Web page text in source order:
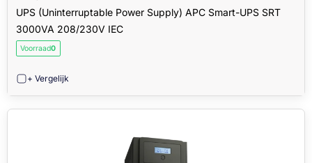
208/230V IEC
UPS (Uninterruptable Power Supply) APC Smart-UPS SRT
3000VA 208/230V IEC
Voorraad0
+ Vergelijk